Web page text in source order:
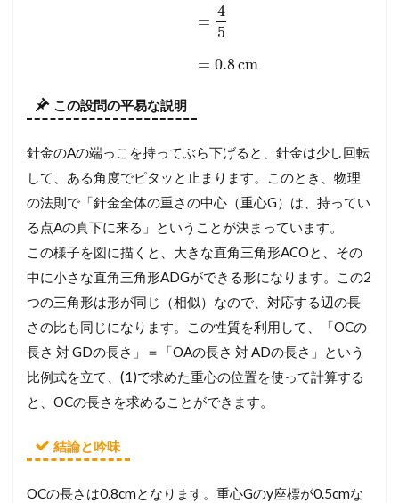
=
4
5
= 0.8cm
この設問の平易な説明
針金のAの端っこを持ってぶら下げると、針金は少し回転
して、ある角度でピタッと止まります。このとき、物理
の法則で「針金全体の重さの中心（重心G）は、持ってい
る点Aの真下に来る」ということが決まっています。
この様子を図に描くと、大きな直角三角形ACOと、その
中に小さな直角三角形ADGができる形になります。この2
つの三角形は形が同じ（相似）なので、対応する辺の長
さの比も同じになります。この性質を利用して、「OCの
長さ 対 GDの長さ」＝「OAの長さ 対 ADの長さ」という
比例式を立て、(1)で求めた重心の位置を使って計算する
と、OCの長さを求めることができます。
結論と吟味
OCの長さは0.8cmとなります。重心Gのy座標が0.5cmな